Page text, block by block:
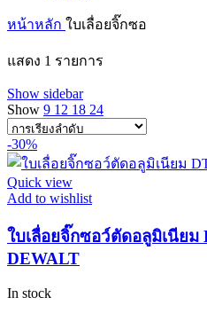
หน้าหลัก ใบเลื่อยจิ๊กซอ
แสดง 1 รายการ
Show sidebar
Show 9 12 18 24
-30%
Quick view
Add to wishlist
ใบเลื่อยจิ๊กซอว์ตัดอลูมิเนียม
DEWALT
In stock